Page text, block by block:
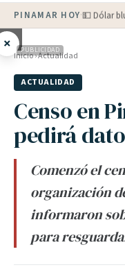
PINAMAR HOY·💵 Dólar
× PUBLICIDAD
Inicio›Actualidad
ACTUALIDAD
Censo en
pedirá
Comenzó el
organización
informaron
para